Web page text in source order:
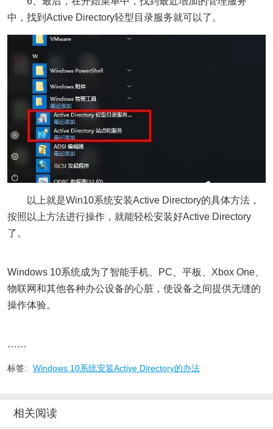
中，找到Active Directory轻型目录服务就可以了。
以上就是Win10系统安装Active Directory的具体方法，
按照以上方法进行操作，就能轻松安装好Active Directory
了。
Windows 10系统成为了智能手机、PC、平板、Xbox One、
物联网和其他各种办公设备的心脏，使设备之间提供无缝的
操作体验。
……
标签: Windows 10系统安装Active Directory的办法
相关阅读